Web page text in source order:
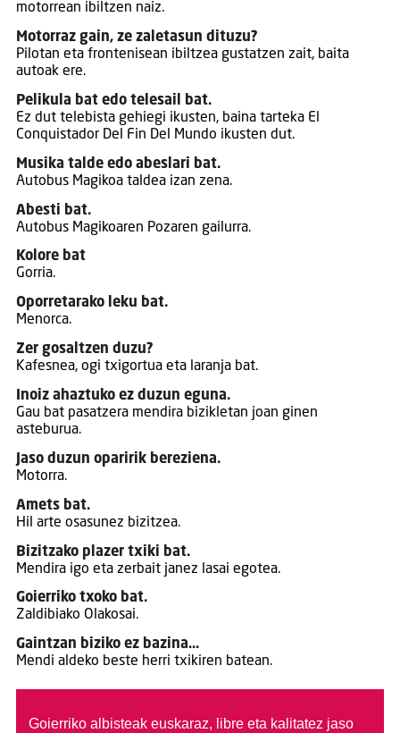
motorrean ibiltzen naiz.
Motorraz gain, ze zaletasun dituzu?
Pilotan eta frontenisean ibiltzea gustatzen zait, baita
autoak ere.
Pelikula bat edo telesail bat.
Ez dut telebista gehiegi ikusten, baina tarteka El
Conquistador Del Fin Del Mundo ikusten dut.
Musika talde edo abeslari bat.
Autobus Magikoa taldea izan zena.
Abesti bat.
Autobus Magikoaren Pozaren gailurra.
Kolore bat
Gorria.
Oporretarako leku bat.
Menorca.
Zer gosaltzen duzu?
Kafesnea, ogi txigortua eta laranja bat.
Inoiz ahaztuko ez duzun eguna.
Gau bat pasatzera mendira bizikletan joan ginen
asteburua.
Jaso duzun oparirik bereziena.
Motorra.
Amets bat.
Hil arte osasunez bizitzea.
Bizitzako plazer txiki bat.
Mendira igo eta zerbait janez lasai egotea.
Goierriko txoko bat.
Zaldibiako Olakosai.
Gaintzan biziko ez bazina…
Mendi aldeko beste herri txikiren batean.
Goierriko albisteak euskaraz, libre eta kalitatez jaso